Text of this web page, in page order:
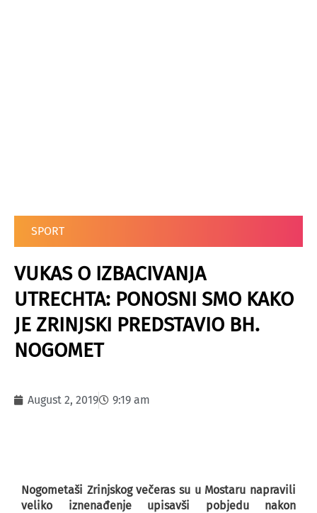
SPORT
VUKAS O IZBACIVANJA
UTRECHTA: PONOSNI SMO KAKO
JE ZRINJSKI PREDSTAVIO BH.
NOGOMET
August 2, 2019 9:19 am
Nogometaši Zrinjskog večeras su u Mostaru napravili
veliko iznenađenje upisavši pobjedu nakon